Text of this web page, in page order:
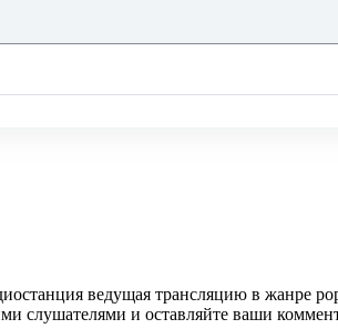
ведущая трансляцию в жанре
слушателями и оставляйте ваши